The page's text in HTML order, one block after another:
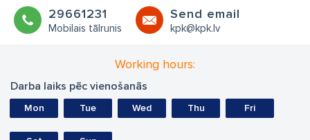
29661231
Mobilais tālrunis
Send email
kpk@kpk.lv
Working hours:
Darba laiks pēc vienošanās
Mon Tue Wed Thu Fri